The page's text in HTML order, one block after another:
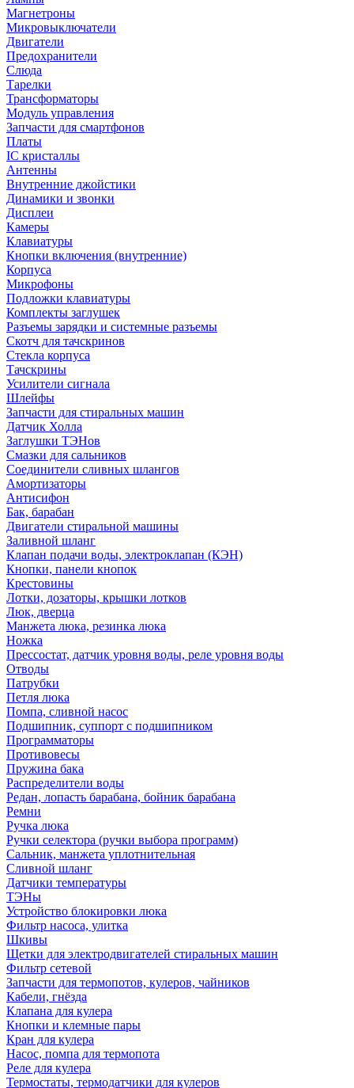
Магнетроны
Микровыключатели
Двигатели
Предохранители
Слюда
Тарелки
Трансформаторы
Модуль управления
Запчасти для смартфонов
Платы
IC кристаллы
Антенны
Внутренние джойстики
Динамики и звонки
Дисплеи
Камеры
Клавиатуры
Кнопки включения (внутренние)
Корпуса
Микрофоны
Подложки клавиатуры
Комплекты заглушек
Разъемы зарядки и системные разъемы
Скотч для тачскринов
Стекла корпуса
Тачскрины
Усилители сигнала
Шлейфы
Запчасти для стиральных машин
Датчик Холла
Заглушки ТЭНов
Смазки для сальников
Соединители сливных шлангов
Амортизаторы
Антисифон
Бак, барабан
Двигатели стиральной машины
Заливной шланг
Клапан подачи воды, электроклапан (КЭН)
Кнопки, панели кнопок
Крестовины
Лотки, дозаторы, крышки лотков
Люк, дверца
Манжета люка, резинка люка
Ножка
Прессостат, датчик уровня воды, реле уровня воды
Отводы
Патрубки
Петля люка
Помпа, сливной насос
Подшипник, суппорт с подшипником
Программаторы
Противовесы
Пружина бака
Распределители воды
Редан, лопасть барабана, бойник барабана
Ремни
Ручка люка
Ручки селектора (ручки выбора программ)
Сальник, манжета уплотнительная
Сливной шланг
Датчики температуры
ТЭНы
Устройство блокировки люка
Фильтр насоса, улитка
Шкивы
Щетки для электродвигателей стиральных машин
Фильтр сетевой
Запчасти для термопотов, кулеров, чайников
Кабели, гнёзда
Клапана для кулера
Кнопки и клемные пары
Кран для кулера
Насос, помпа для термопота
Реле для кулера
Термостаты, термодатчики для кулеров